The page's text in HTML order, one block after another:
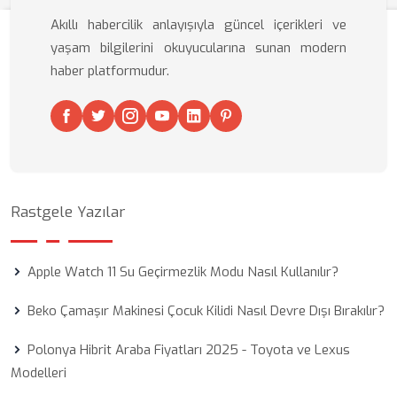
Akıllı habercilik anlayışıyla güncel içerikleri ve
yaşam bilgilerini okuyucularına sunan modern
haber platformudur.
Rastgele Yazılar
Apple Watch 11 Su Geçirmezlik Modu Nasıl Kullanılır?
Beko Çamaşır Makinesi Çocuk Kilidi Nasıl Devre Dışı Bırakılır?
Polonya Hibrit Araba Fiyatları 2025 - Toyota ve Lexus
Modelleri